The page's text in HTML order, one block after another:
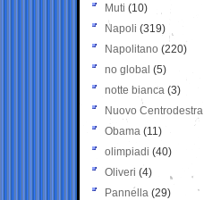
Muti (10)
Napoli (319)
Napolitano (220)
no global (5)
notte bianca (3)
Nuovo Centrodestra
Obama (11)
olimpiadi (40)
Oliveri (4)
Pannella (29)